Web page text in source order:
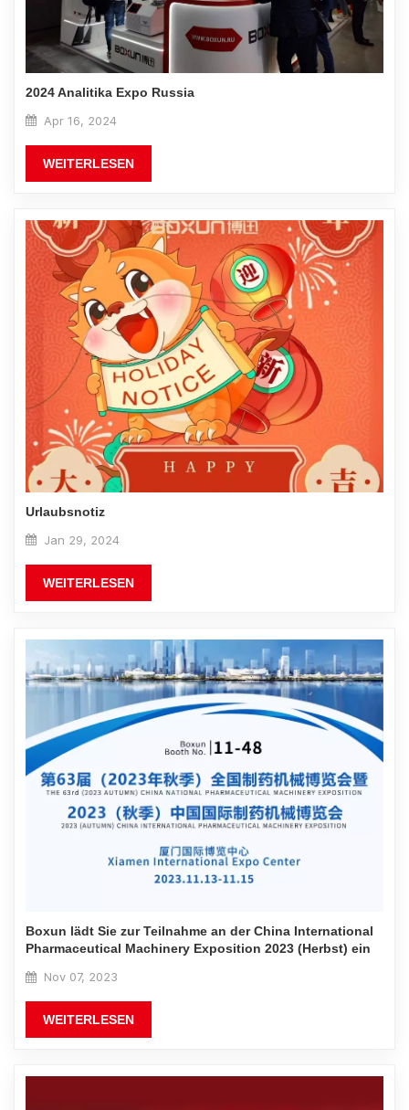
2024 Analitika Expo Russia
Apr 16, 2024
WEITERLESEN
Urlaubsnotiz
Jan 29, 2024
WEITERLESEN
Boxun lädt Sie zur Teilnahme an der China International
Pharmaceutical Machinery Exposition 2023 (Herbst) ein
Nov 07, 2023
WEITERLESEN